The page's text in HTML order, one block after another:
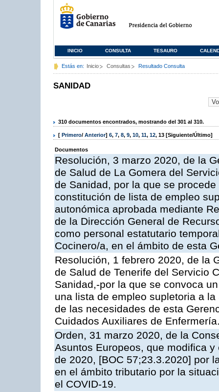
INICIO CONSULTA TESAURO
Estás en: Inicio Consultas Resultado Consulta
SANIDAD
310 documentos encontrados, mostrando del 301 al 310.
[ Primero/ Anterior] 6, 7, 8, 9, 10, 11, 12, 13 [Siguiente/Último]
Documentos
Resolución, 3 marzo 2020, de la
de Salud de La Gomera del
de Sanidad, por la que se
constitución de lista de empleo
autonómica aprobada mediante
de la Dirección General de
como personal estatutario
Cocinero/a, en el ámbito de esta
Resolución, 1 febrero 2020, de la
de Salud de Tenerife del Servicio
Sanidad,-por la que se convoca
una lista de empleo supletoria a
de las necesidades de esta
Cuidados Auxiliares de
Orden, 31 marzo 2020, de la
Asuntos Europeos, que modifica
de 2020, [BOC 57;23.3.2020] por
en el ámbito tributario por la
el COVID-19.